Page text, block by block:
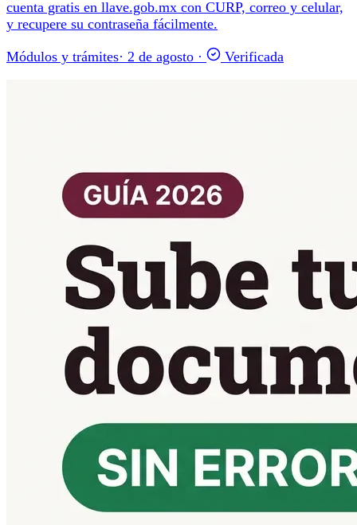
cuenta gratis en llave.gob.mx con CURP, correo y celular,
y recupere su contraseña fácilmente.
Módulos y trámites· 2 de agosto · Verificada